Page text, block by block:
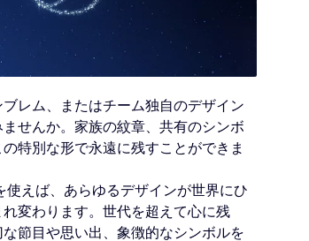
レム、またはチーム独自のデザイン
せんか。家族の紋章、共有のシンボ
特別な形で永遠に残すことができま
使えば、あらゆるデザインが世界にひ
変わります。世代を超えて心に残
節目や思い出、象徴的なシンボルを